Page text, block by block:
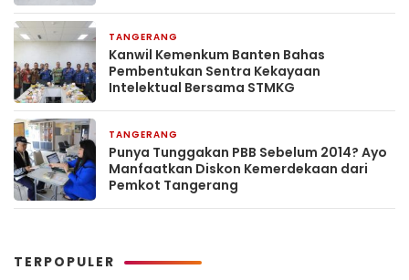
TANGERANG
Kanwil Kemenkum Banten Bahas
Pembentukan Sentra Kekayaan
Intelektual Bersama STMKG
TANGERANG
Punya Tunggakan PBB Sebelum 2014? Ayo
Manfaatkan Diskon Kemerdekaan dari
Pemkot Tangerang
TERPOPULER